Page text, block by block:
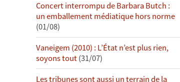
Concert interrompu de Barbara Butch :
un emballement médiatique hors norme
(01/08)
Vaneigem (2010) : L’État n’est plus rien,
soyons tout(31/07)
Les tribunes sont aussi un terrain de la